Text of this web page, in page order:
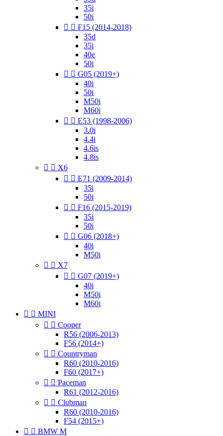
35i
50i
  F15 (2014-2018)
35d
35i
40e
50i
  G05 (2019+)
40i
50i
M50i
M60i
  E53 (1998-2006)
3.0i
4.4i
4.6is
4.8is
  X6
  E71 (2009-2014)
35i
50i
  F16 (2015-2019)
35i
50i
  G06 (2018+)
40i
M50i
  X7
  G07 (2019+)
40i
M50i
M60i
  MINI
  Cooper
R56 (2006-2013)
F56 (2014+)
  Countryman
R60 (2010-2016)
F60 (2017+)
  Paceman
R61 (2012-2016)
  Clubman
R60 (2010-2016)
F54 (2015+)
  BMW M